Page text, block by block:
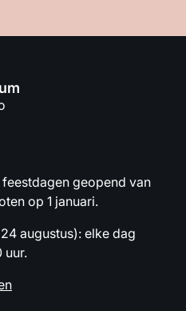
geopend van
op 1 januari.
augustus): elke dag
uur.